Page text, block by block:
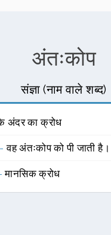
अंतःकोप
संज्ञा (नाम वाले शब्द)
अंदर का क्रोध
-वह अंतःकोप को पी जाती है।
-मानसिक क्रोध